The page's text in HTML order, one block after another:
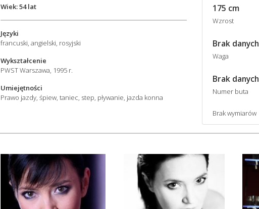
Wiek: 54 lat
Języki
francuski, angielski, rosyjski
Wykształcenie
PWST Warszawa, 1995 r.
Umiejętności
Prawo jazdy, śpiew, taniec, step, pływanie, jazda konna
175 cm
Wzrost
Brak danych
Waga
Brak danych
Numer buta
Brak wymiarów